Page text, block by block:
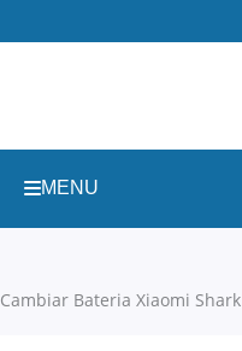
al
MENU
Cambiar Bateria Xiaomi Shark